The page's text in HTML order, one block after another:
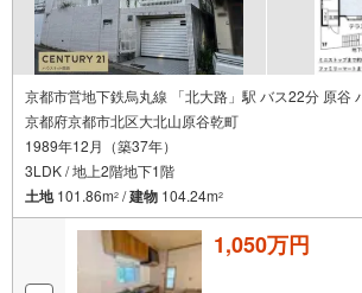
京都市営地下鉄烏丸線 「北大路」駅 バス22分 原谷
京都府京都市北区大北山原谷乾町
1989年12月（築37年）
3LDK / 地上2階地下1階
土地101.86m2 /建物 104.24m2
1,050万円